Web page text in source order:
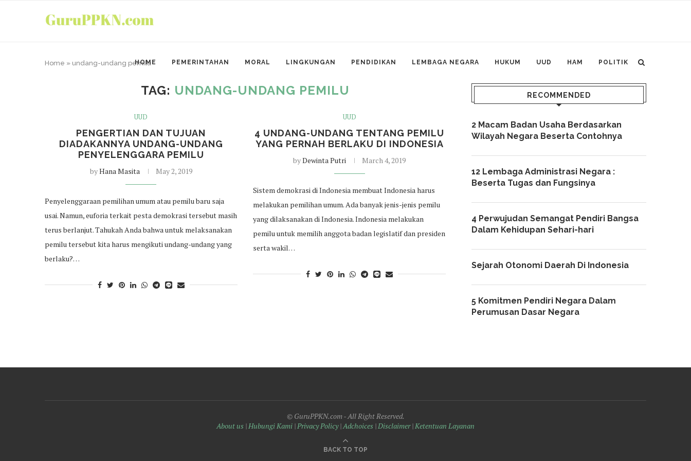
HOME PEMERINTAHAN MORAL LINGKUNGAN PENDIDIKAN LEMBAGA NEGARA HUKUM UUD HAM POLITIK
Home » undang-undang pemilu
TAG: UNDANG-UNDANG PEMILU
UUD
PENGERTIAN DAN TUJUAN
DIADAKANNYA UNDANG-UNDANG
PENYELENGGARA PEMILU
byHana Masita May 2, 2019
Penyelenggaraan pemilihan umum atau pemilu baru saja
usai. Namun, euforia terkait pesta demokrasi tersebut masih
terus berlanjut. Tahukah Anda bahwa untuk melaksanakan
pemilu tersebut kita harus mengikuti undang-undang yang
berlaku?…
UUD
4 UNDANG-UNDANG TENTANG PEMILU
YANG PERNAH BERLAKU DI INDONESIA
byDewinta Putri March 4, 2019
Sistem demokrasi di Indonesia membuat Indonesia harus
melakukan pemilihan umum. Ada banyak jenis-jenis pemilu
yang dilaksanakan di Indonesia. Indonesia melakukan
pemilu untuk memilih anggota badan legislatif dan presiden
serta wakil…
RECOMMENDED
2 Macam Badan Usaha Berdasarkan
Wilayah Negara Beserta Contohnya
12 Lembaga Administrasi Negara :
Beserta Tugas dan Fungsinya
4 Perwujudan Semangat Pendiri Bangsa
Dalam Kehidupan Sehari-hari
Sejarah Otonomi Daerah Di Indonesia
5 Komitmen Pendiri Negara Dalam
Perumusan Dasar Negara
© GuruPPKN.com - All Right Reserved.
About us |Hubungi Kami |Privacy Policy|Adchoices |Disclaimer|Ketentuan Layanan
BACK TO TOP